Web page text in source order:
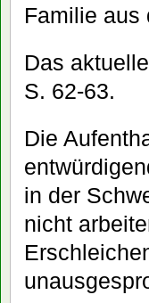
Familie aus
Das
S. 62-63.
Die
in der
nicht